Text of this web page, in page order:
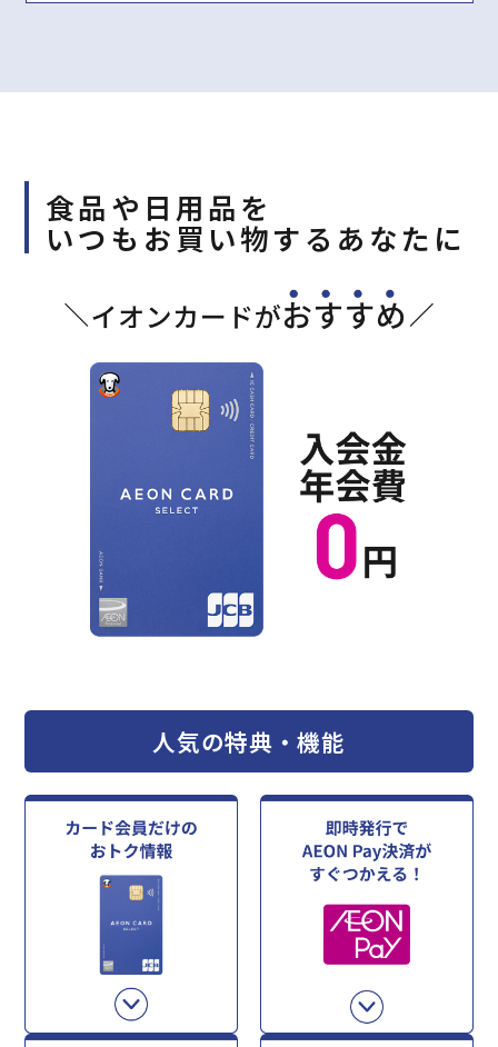
食品や日用品を
いつもお買い物するあなたに
人気の特典・機能